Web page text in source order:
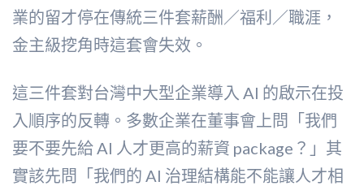
業的留才停在傳統三件套薪酬／福利／職涯，
金主級挖角時這套會失效。
這三件套對台灣中大型企業導入 AI 的啟示在投
入順序的反轉。多數企業在董事會上問「我們
要不要先給 AI 人才更高的薪資 package？」其
實該先問「我們的 AI 治理結構能不能讓人才相